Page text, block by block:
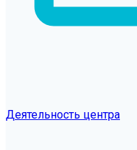
Деятельность центра